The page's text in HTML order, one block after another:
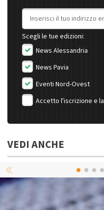
Indirizzo email
Scegli le tue edizioni:
News Alessandria
News Pavia
Eventi Nord-Ovest
Accetto l'iscrizione e la
VEDI ANCHE